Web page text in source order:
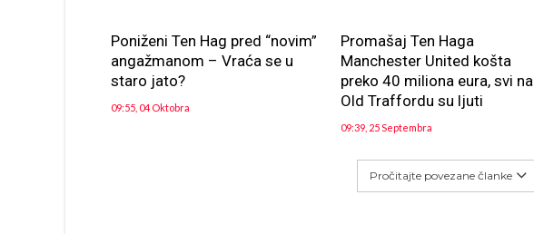
Poniženi Ten Hag pred “novim”
angažmanom – Vraća se u
staro jato?
09:55, 04 Oktobra
Promašaj Ten Haga
Manchester United košta
preko 40 miliona eura, svi na
Old Traffordu su ljuti
09:39, 25 Septembra
Pročitajte povezane članke